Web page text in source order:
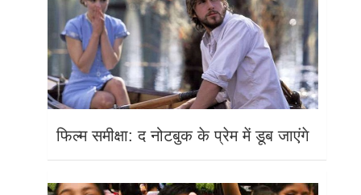
फिल्म समीक्षा: द नोटबुक के प्रेम में डूब जाएंगे